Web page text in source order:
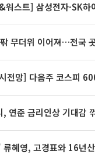
워스트] 삼성전자·SK
무더위 이어져…전국
전망] 다음주 코스피
, 연준 금리인상 기대감
혜영, 고경표와 16년